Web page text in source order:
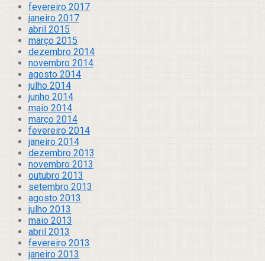
fevereiro 2017
janeiro 2017
abril 2015
março 2015
dezembro 2014
novembro 2014
agosto 2014
julho 2014
junho 2014
maio 2014
março 2014
fevereiro 2014
janeiro 2014
dezembro 2013
novembro 2013
outubro 2013
setembro 2013
agosto 2013
julho 2013
maio 2013
abril 2013
fevereiro 2013
janeiro 2013